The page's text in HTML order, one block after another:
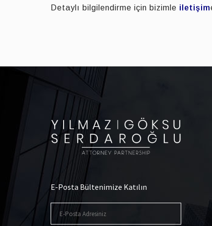
Detaylı bilgilendirme için bizimle iletişim
E-Posta Bültenimize Katılın